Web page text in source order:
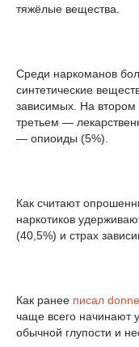
тяжёлые вещества.
Среди наркоманов
синтетические
зависимых. На втором
третьем —
— опиоиды (5%).
Как считают
наркотиков
(40,5%) и страх
Как ранее писал
чаще всего начинают
обычной глупости и